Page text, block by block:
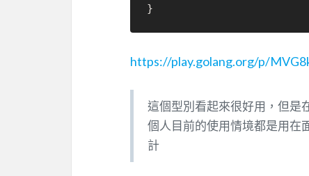
https://play.golang.org/p/
這個型別看起來很好用，但是
個人目前的使用情境都是用在
計